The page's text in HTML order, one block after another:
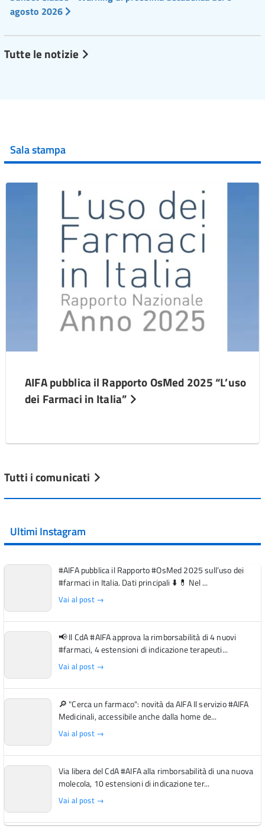
agosto 2026
Tutte le notizie
Sala stampa
AIFA pubblica il Rapporto OsMed 2025 “L’uso
dei Farmaci in Italia”
Tutti i comunicati
Ultimi Instagram
#AIFA pubblica il Rapporto #OsMed 2025 sull’uso dei
#farmaci in Italia. Dati principali ⬇️ 💊 Nel ...
Vai al post →
📢 Il CdA #AIFA approva la rimborsabilità di 4 nuovi
#farmaci, 4 estensioni di indicazione terapeuti...
Vai al post →
🔎 "Cerca un farmaco": novità da AIFA Il servizio #AIFA
Medicinali, accessibile anche dalla home de...
Vai al post →
Via libera del CdA #AIFA alla rimborsabilità di una nuova
molecola, 10 estensioni di indicazione ter...
Vai al post →